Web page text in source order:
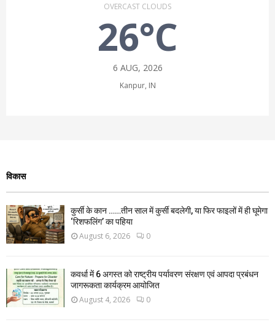
OVERCAST CLOUDS
26°C
6 AUG, 2026
Kanpur, IN
विकास
कुर्सी के कान ……तीन साल में कुर्सी बदलेगी, या फिर फाइलों में ही घूमेगा
‘रिशफलिंग’ का पहिया
August 6, 2026 0
कवर्धा में 6 अगस्त को राष्ट्रीय पर्यावरण संरक्षण एवं आपदा प्रबंधन
जागरूकता कार्यक्रम आयोजित
August 4, 2026 0